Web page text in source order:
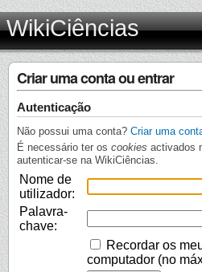
WikiCiências
Criar uma conta ou entrar
Autenticação
Não possui uma conta? Criar uma
É necessário ter os cookies activados
autenticar-se na WikiCiências.
Nome de
utilizador:
Palavra-
chave:
Recordar os
computador (no